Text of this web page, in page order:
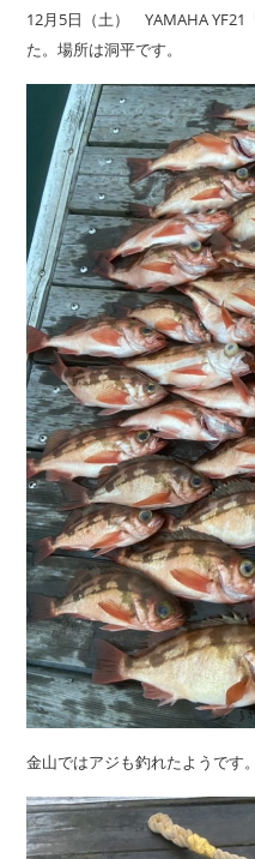
サービス案内
新艇・展示艇情報
求人情報
12月5日（土） YAMAHA
た。場所は洞平です。
金山ではアジも釣れたようです。